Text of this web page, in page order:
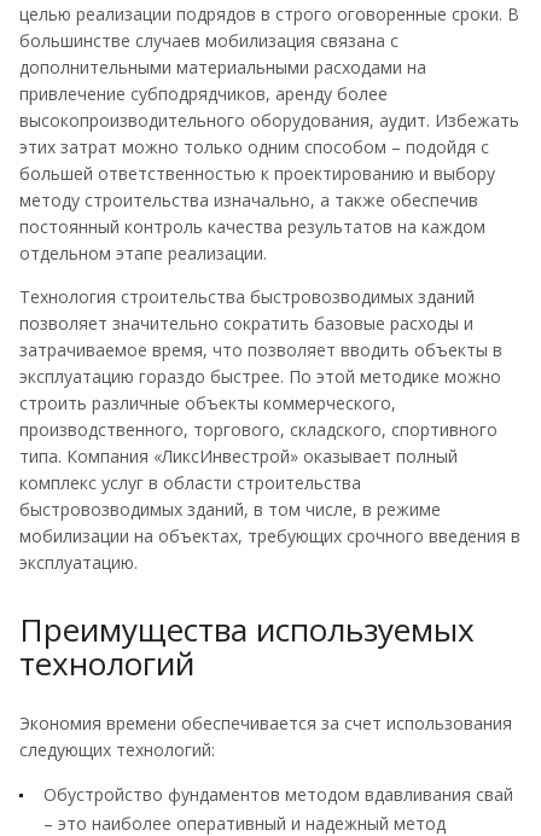
целью реализации подрядов в строго оговоренные сроки. В
большинстве случаев мобилизация связана с
дополнительными материальными расходами на
привлечение субподрядчиков, аренду более
высокопроизводительного оборудования, аудит. Избежать
этих затрат можно только одним способом – подойдя с
большей ответственностью к проектированию и выбору
методу строительства изначально, а также обеспечив
постоянный контроль качества результатов на каждом
отдельном этапе реализации.
Технология строительства быстровозводимых зданий
позволяет значительно сократить базовые расходы и
затрачиваемое время, что позволяет вводить объекты в
эксплуатацию гораздо быстрее. По этой методике можно
строить различные объекты коммерческого,
производственного, торгового, складского, спортивного
типа. Компания «ЛиксИнвестрой» оказывает полный
комплекс услуг в области строительства
быстровозводимых зданий, в том числе, в режиме
мобилизации на объектах, требующих срочного введения в
эксплуатацию.
Преимущества используемых
технологий
Экономия времени обеспечивается за счет использования
следующих технологий:
Обустройство фундаментов методом вдавливания свай
– это наиболее оперативный и надежный метод